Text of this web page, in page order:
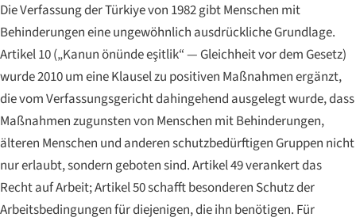
Die Verfassung der Türkiye von 1982 gibt Menschen mit
Behinderungen eine ungewöhnlich ausdrückliche Grundlage.
Artikel 10 („Kanun önünde eşitlik“— Gleichheit vor dem Gesetz)
wurde 2010 um eine Klausel zu positiven Maßnahmen ergänzt,
die vom Verfassungsgericht dahingehend ausgelegt wurde, dass
Maßnahmen zugunsten von Menschen mit Behinderungen,
älteren Menschen und anderen schutzbedürftigen Gruppen nicht
nur erlaubt, sondern geboten sind. Artikel 49 verankert das
Recht auf Arbeit; Artikel 50 schafft besonderen Schutz der
Arbeitsbedingungen für diejenigen, die ihn benötigen. Für